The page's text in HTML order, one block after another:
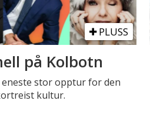
PLUSS
på Kolbotn
stor opptur for den
kultur.